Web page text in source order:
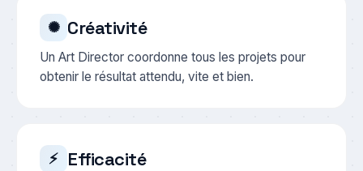
✺ Créativité
Un Art Director coordonne tous les projets pour
obtenir le résultat attendu, vite et bien.
⚡ Efficacité